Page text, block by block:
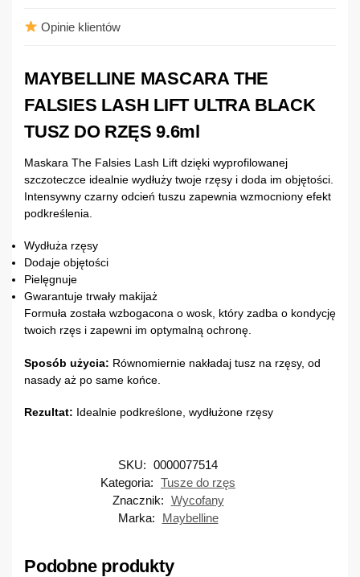
Opinie klientów
MAYBELLINE MASCARA THE
FALSIES LASH LIFT ULTRA BLACK
TUSZ DO RZĘS 9.6ml
Maskara The Falsies Lash Lift dzięki wyprofilowanej
szczoteczce idealnie wydłuży twoje rzęsy i doda im objętości.
Intensywny czarny odcień tuszu zapewnia wzmocniony efekt
podkreślenia.
Wydłuża rzęsy
Dodaje objętości
Pielęgnuje
Gwarantuje trwały makijaż
Formuła została wzbogacona o wosk, który zadba o kondycję
twoich rzęs i zapewni im optymalną ochronę.
Sposób użycia: Równomiernie nakładaj tusz na rzęsy, od
nasady aż po same końce.
Rezultat: Idealnie podkreślone, wydłużone rzęsy
SKU: 0000077514
Kategoria: Tusze do rzęs
Znacznik: Wycofany
Marka:
Maybelline
Podobne produkty